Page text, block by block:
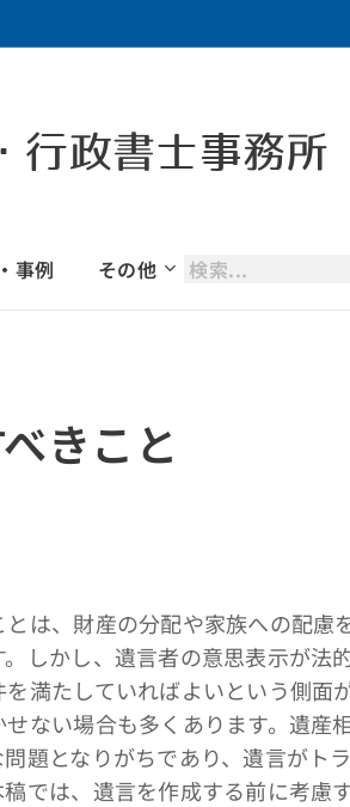
政書士事務所
事例 その他
きこと
は、財産の分配や家族への配慮
しかし、遺言者の意思表示が法
満たしていればよいという側面
ない場合も多くあります。遺産
題となりがちであり、遺言がト
では、遺言を作成する前に考慮